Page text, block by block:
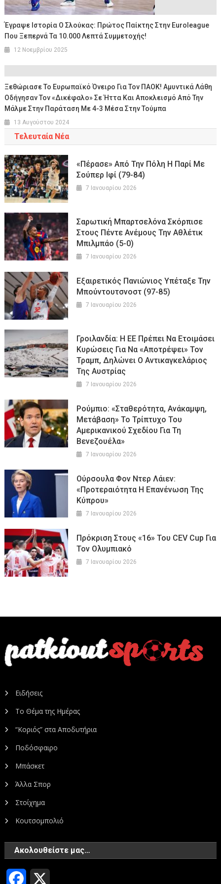
Έγραψε Ιστορία Ο Σλούκας: Πρώτος Παίκτης Στην Euroleague
Που Ξεπερνά Τα 10.000 Λεπτά Συμμετοχής!
12 Νοεμβρίου 2025
Ξεθώριασε Το Ευρωπαϊκό Όνειρο Για Τον ΠΑΟΚ! Αμυντικά Λάθη
Οδήγησαν Τον «Δικέφαλο» Σε Ήττα Και Αποκλεισμό Από Την
Μάλμε Στην Παράταση Με 4-3 Μέσα Στην Τούμπα
13 Αυγούστου 2024
Τελευταία Νέα
«Πέρασε» Από Την Πόλη Η Παρί Με
Σούπερ Ιφί (79-84)
7 Ιανουαρίου 2026
Σαρωτική Μπαρτσελόνα Σκόρπισε
Στους Πέντε Ανέμους Την Αθλέτικ
Μπιλμπάο (5-0)
7 Ιανουαρίου 2026
Εξαιρετικός Πανιώνιος Υπέταξε Την
Μπούντουτσνοστ (97-85)
7 Ιανουαρίου 2026
Γροιλανδία: Η ΕΕ Πρέπει Να Ετοιμάσει
Κυρώσεις Για Να «αποτρέψει» Τον
Τραμπ, Δηλώνει Ο Αντικαγκελάριος
Της Αυστρίας
7 Ιανουαρίου 2026
Ρούμπιο: «Σταθερότητα, Ανάκαμψη,
Μετάβαση» Το Τρίπτυχο Του
Αμερικανικού Σχεδίου Για Τη
Βενεζουέλα»
7 Ιανουαρίου 2026
Ούρσουλα Φον Ντερ Λάιεν:
«Προτεραιότητα Η Επανένωση Της
Κύπρου»
7 Ιανουαρίου 2026
Πρόκριση Στους «16» Του CEV Cup Για
Τον Ολυμπιακό
7 Ιανουαρίου 2026
Ειδήσεις
Το Θέμα της Ημέρας
“Κοριός” στα Αποδυτήρια
Ποδόσφαιρο
Μπάσκετ
Άλλα Σπορ
Στοίχημα
Κουτσομπολιό
Ακολουθείστε μας…
Facebook